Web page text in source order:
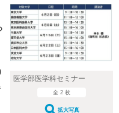
医学部医学科セミナー
全 2 枚
拡大写真